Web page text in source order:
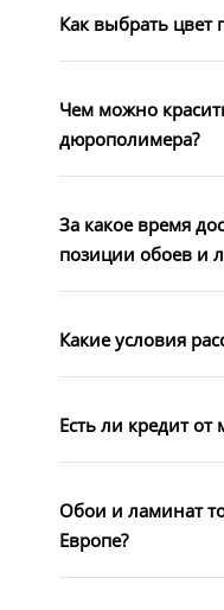
Как выбрать цвет
Чем можно
дюрополимера?
За какое время
позиции обоев и
Какие условия
Есть ли кредит от
Обои и ламинат
Европе?